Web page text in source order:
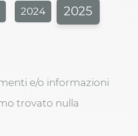
2024 2025
e/o informazioni
trovato nulla